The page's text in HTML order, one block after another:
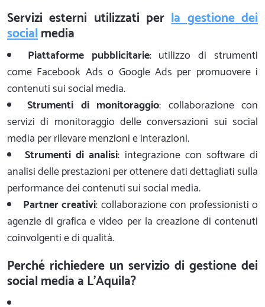
Servizi esterni utilizzati perla gestione dei
socialmedia
Piattaforme pubblicitarie: utilizzo di strumenti
come Facebook Ads o Google Ads per promuovere i
contenuti sui social media.
Strumenti di monitoraggio: collaborazione con
servizi di monitoraggio delle conversazioni sui social
media per rilevare menzioni e interazioni.
Strumenti di analisi: integrazione con software di
analisi delle prestazioni per ottenere dati dettagliati sulla
performance dei contenuti sui social media.
Partner creativi: collaborazione con professionisti o
agenzie di grafica e video per la creazione di contenuti
coinvolgenti e di qualità.
Perché richiedere un servizio di gestione dei
social media a L'Aquila?